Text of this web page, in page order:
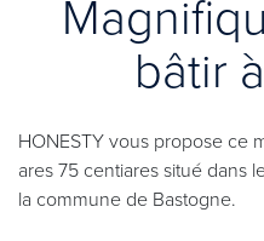
bâtir
HONESTY vous propose ce
ares 75 centiares situé dans
la commune de Bastogne.